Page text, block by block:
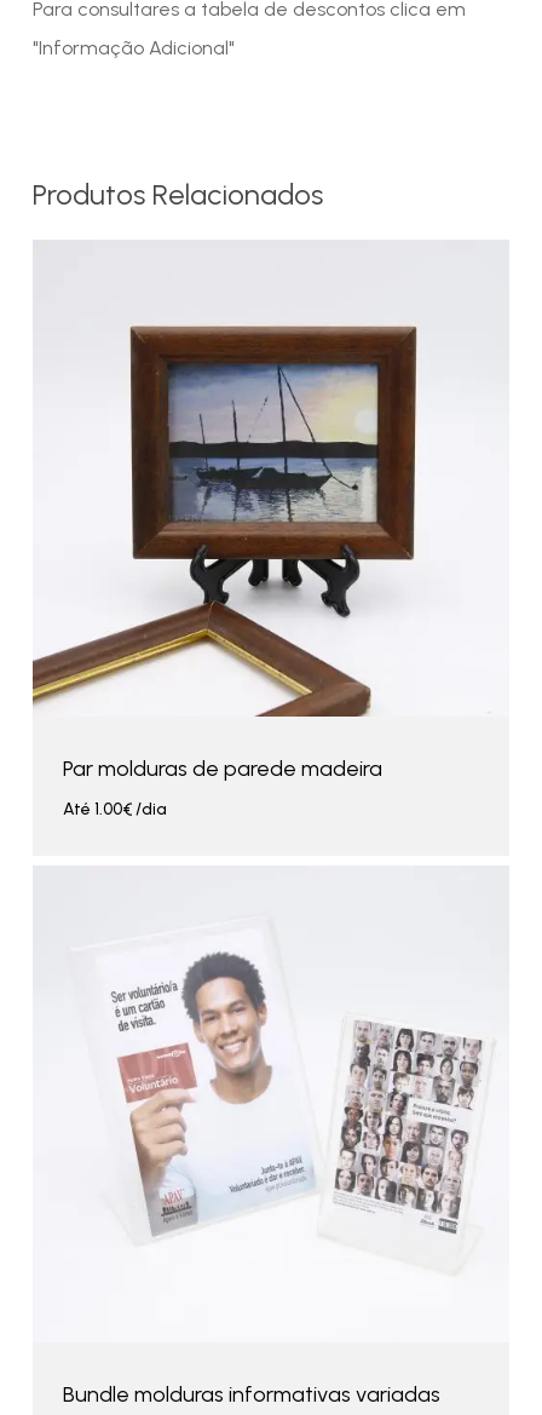
Para consultares a tabela de descontos clica em
"Informação Adicional"
Produtos Relacionados
Par molduras de parede madeira
Até 1.00€/dia
Bundle molduras informativas variadas